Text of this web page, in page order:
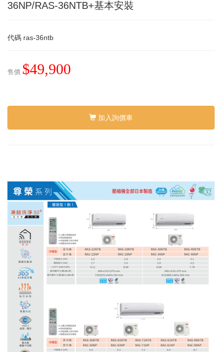
36NP/RAS-36NTB+基本安裝
代碼 ras-36ntb
售價 $49,900
加入詢價車